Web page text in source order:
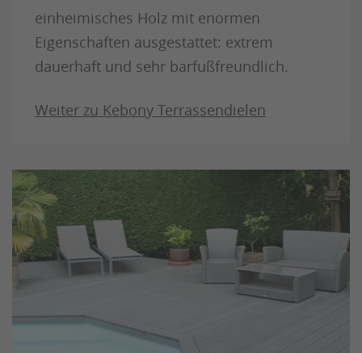
einheimisches Holz mit enormen
Eigenschaften ausgestattet: extrem
dauerhaft und sehr barfußfreundlich.
Weiter zu Kebony Terrassendielen